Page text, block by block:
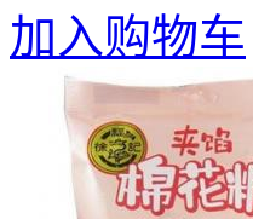
加入购物车